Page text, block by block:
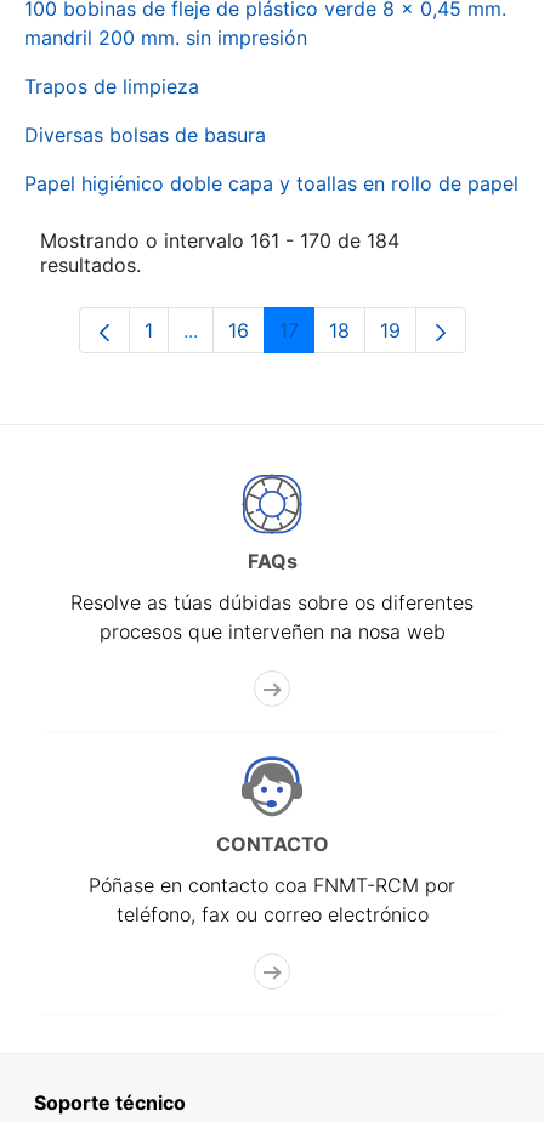
100 bobinas de fleje de plástico verde 8 x 0,45 mm.
mandril 200 mm. sin impresión
Trapos de limpieza
Diversas bolsas de basura
Papel higiénico doble capa y toallas en rollo de papel
Mostrando o intervalo 161 - 170 de 184
resultados.
Páxina
1 ...Páxinas intermedias Use pestaña
Páxina
16 Páxina
17 Páxina
18 Páxina
19
FAQs
Resolve as túas dúbidas sobre os diferentes
procesos que interveñen na nosa web
CONTACTO
Póñase en contacto coa FNMT-RCM por
teléfono, fax ou correo electrónico
Soporte técnico